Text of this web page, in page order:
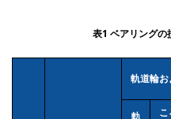
表1 ベアリングの
軌道輪
軌